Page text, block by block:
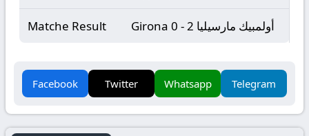
Matche Result Girona 0 - 2 أولمبيك مارسيليا
Facebook Twitter Whatsapp Telegram